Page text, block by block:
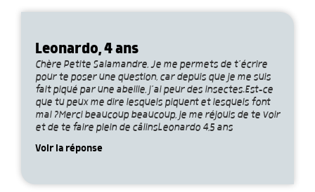
Leonardo, 4 ans
Chère Petite Salamandre, Je me permets de t’écrire
pour te poser une question, car depuis que je me suis
fait piqué par une abeille, j’ai peur des insectes.Est-ce
que tu peux me dire lesquels piquent et lesquels font
mal ?Merci beaucoup beaucoup, je me réjouis de te voir
et de te faire plein de câlinsLeonardo 4,5 ans
Voir la réponse